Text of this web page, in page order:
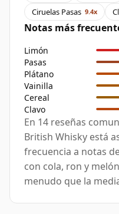
Ciruelas Pasas 9.4x
Notas más
Limón
Pasas
Plátano
Vainilla
Cereal
Clavo
En 14 reseñas
British Whisky está
frecuencia a notas
con cola, ron y
menudo que la